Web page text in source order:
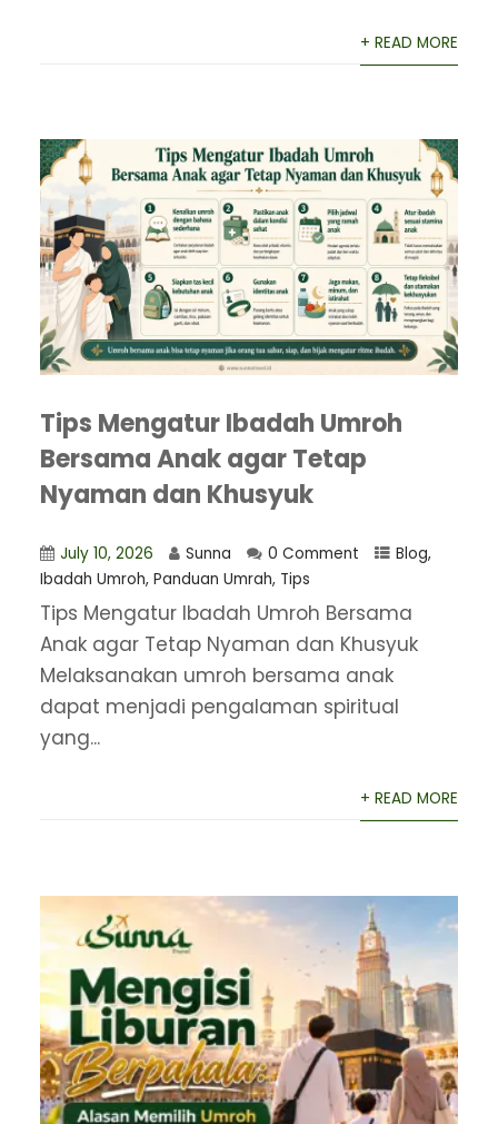
+ READ MORE
Tips Mengatur Ibadah Umroh
Bersama Anak agar Tetap
Nyaman dan Khusyuk
July 10, 2026 Sunna 0 Comment Blog,
Ibadah Umroh, Panduan Umrah, Tips
Tips Mengatur Ibadah Umroh Bersama
Anak agar Tetap Nyaman dan Khusyuk
Melaksanakan umroh bersama anak
dapat menjadi pengalaman spiritual
yang...
+ READ MORE